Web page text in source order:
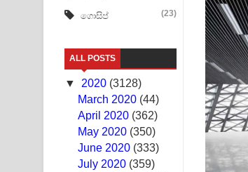
Sandak Awith Song Lyrics -
Swetha Sande Song Lyrics -
Ma Igili Giya Lyrics - මා ඉගිලී
Ras Balan Song Lyrics - රැස්
Hoda sihiyen Song Lyrics -
Awanken Song Lyrics - අවංකෙන්
ගොසිප් (23)
ALL POSTS
▼ 2020 (3128)
March 2020 (44)
April 2020 (362)
May 2020 (350)
June 2020 (333)
July 2020 (359)